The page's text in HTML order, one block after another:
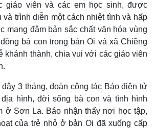
giáo viên và các em học sinh, được
và trình diễn một cách nhiệt tình và hấp
mang đậm bản sắc chất văn hóa vùng
bà con trong bản Oi và xã Chiềng
khánh thành, chia vui với các giáo viên
3 tháng, đoàn công tác Báo điện tử
hình, đời sống bà con và tình hình
ở Sơn La. Báo nhận thấy nơi học tập,
của trẻ nhỏ ở bản Oi đã xuống cấp